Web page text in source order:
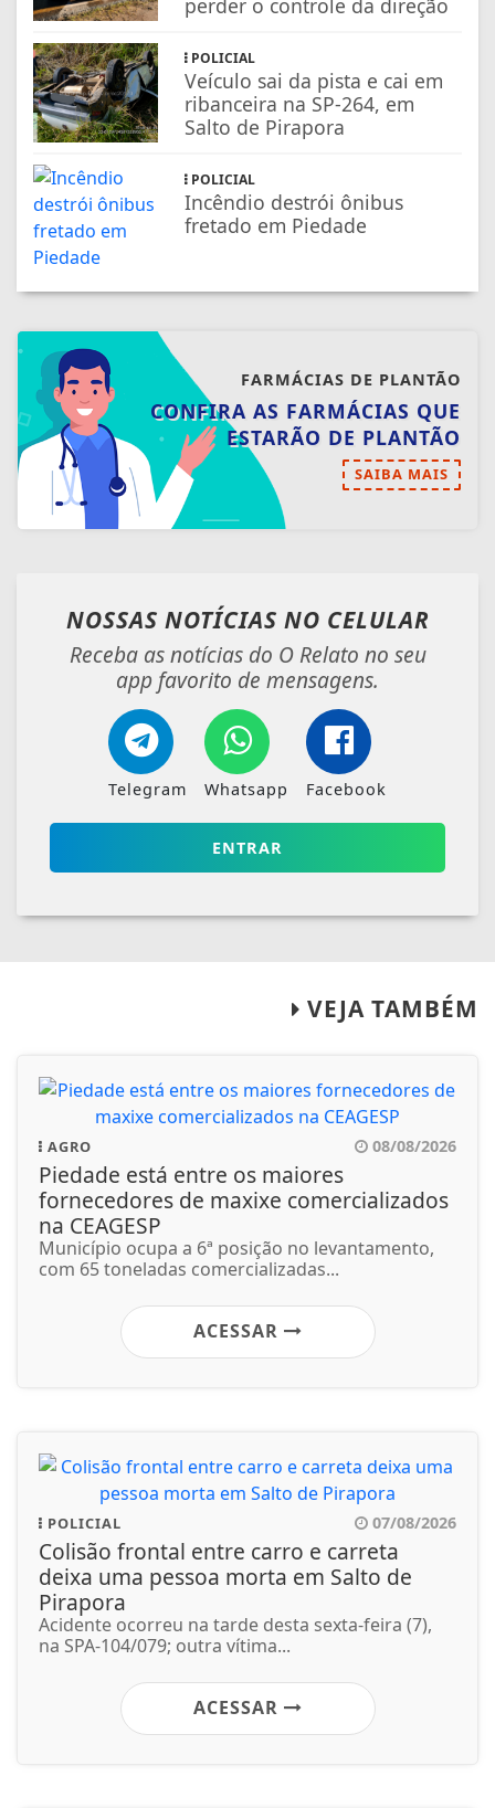
perder o controle da direção
POLICIAL
Veículo sai da pista e cai em
ribanceira na SP-264, em
Salto de Pirapora
POLICIAL
Incêndio destrói ônibus
fretado em Piedade
FARMÁCIAS DE PLANTÃO
CONFIRA AS FARMÁCIAS QUE
ESTARÃO DE PLANTÃO
SAIBA MAIS
NOSSAS NOTÍCIAS NO CELULAR
Receba as notícias do O Relato no seu
app favorito de mensagens.
Telegram Whatsapp Facebook
ENTRAR
VEJA TAMBÉM
AGRO 08/08/2026
Piedade está entre os maiores
fornecedores de maxixe comercializados
na CEAGESP
Município ocupa a 6ª posição no levantamento,
com 65 toneladas comercializadas...
ACESSAR
POLICIAL 07/08/2026
Colisão frontal entre carro e carreta
deixa uma pessoa morta em Salto de
Pirapora
Acidente ocorreu na tarde desta sexta-feira (7),
na SPA-104/079; outra vítima...
ACESSAR